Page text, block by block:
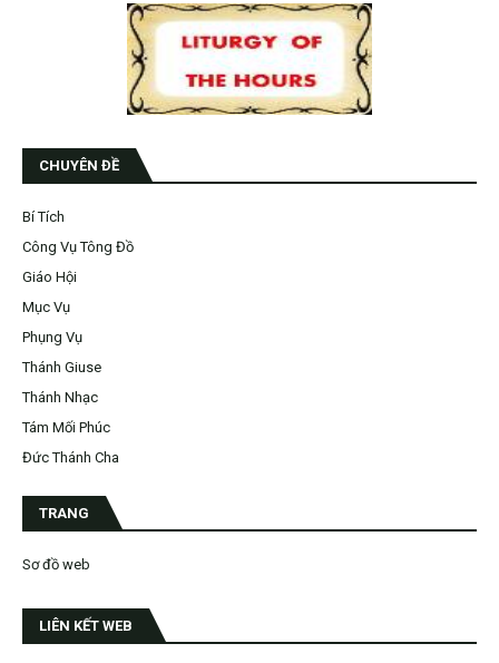
CHUYÊN ĐỀ
Bí Tích
Công Vụ Tông Đồ
Giáo Hội
Mục Vụ
Phụng Vụ
Thánh Giuse
Thánh Nhạc
Tám Mối Phúc
Đức Thánh Cha
TRANG
Sơ đồ web
LIÊN KẾT WEB